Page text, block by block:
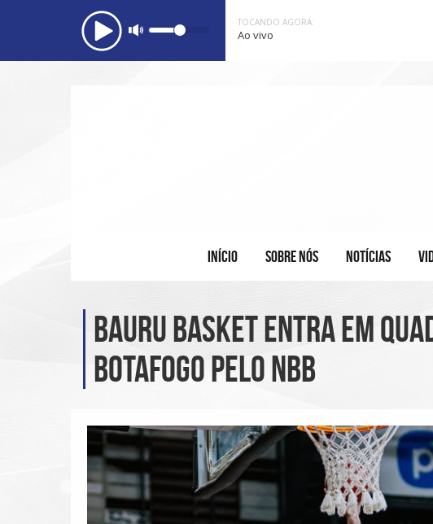
TOCANDO AGORA:
Ao vivo
INÍCIO SOBRE NÓS NOTÍCIAS
Bauru Basket entra em
Botafogo pelo NBB